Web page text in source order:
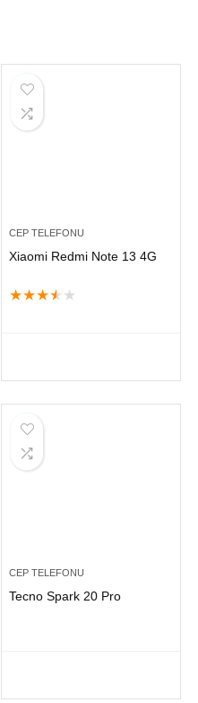
CEP TELEFONU
Xiaomi Redmi Note 13 4G
★★★★ ★
CEP TELEFONU
Tecno Spark 20 Pro